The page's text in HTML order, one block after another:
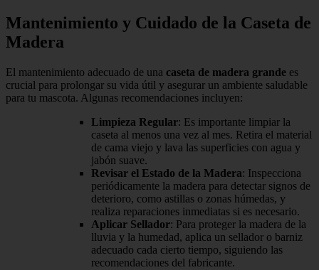
Mantenimiento y Cuidado de la Caseta de
Madera
El mantenimiento adecuado de una caseta de madera grande es
crucial para prolongar su vida útil y asegurar un ambiente saludable
para tu mascota. Algunas recomendaciones incluyen:
Limpieza Regular: Es importante limpiar la
caseta al menos una vez al mes. Retira el material
de cama viejo y lava las superficies con agua y
jabón suave.
Revisar el Estado de la Madera: Inspecciona
periódicamente la madera para detectar signos de
deterioro, como astillas o zonas húmedas, y
realiza reparaciones inmediatas si es necesario.
Aplicar Sellador: Para proteger la madera de la
lluvia y la humedad, aplica un sellador o barniz
adecuado cada cierto tiempo, siguiendo las
recomendaciones del fabricante.